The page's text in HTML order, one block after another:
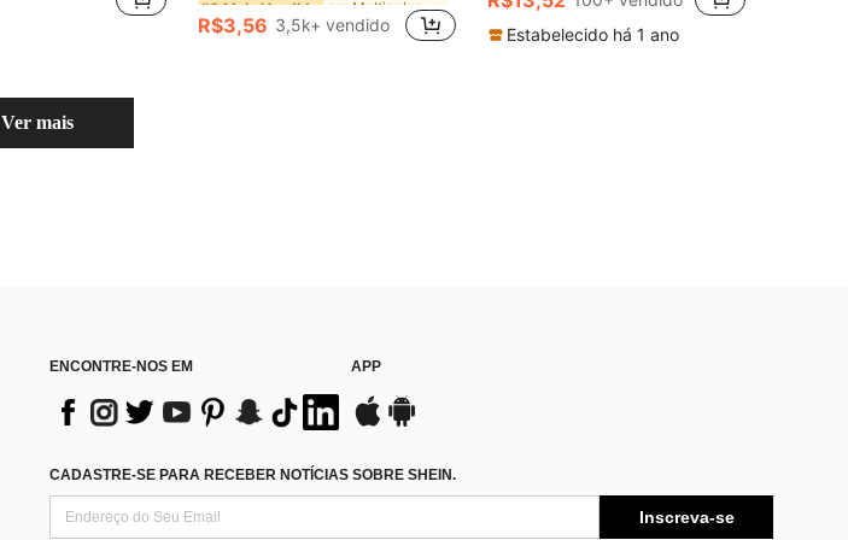
(1000+)
(1000+)
#2 Mais Vendido
em Multicolorido Acessórios para ferramentas de la
R$3,56 3,5k+ vendido
Estabelecido há 1 ano
Ver mais
ENCONTRE-NOS EM APP
CADASTRE-SE PARA RECEBER NOTÍCIAS SOBRE SHEIN.
Inscreva-se